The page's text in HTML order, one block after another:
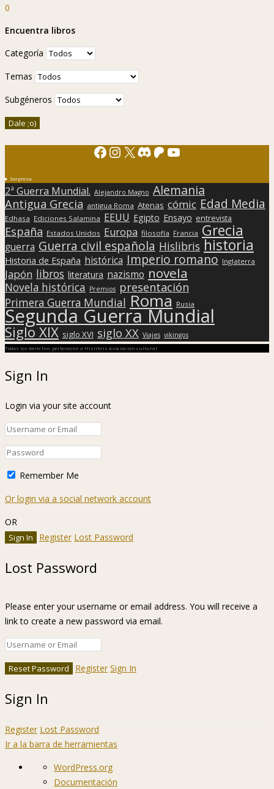
0
Encuentra libros
Categoría
Temas
Subgéneros
Facebook
Instagram
X Discord
Patreon
YouTube
Sorpresa
2ª Guerra Mundial. Alejandro Magno Alemania
Antigua Grecia antigua Roma Atenas cómic Edad Media
Edhasa Ediciones Salamina EEUU Egipto Ensayo entrevista
España Estados Unidos Europa filosofía Francia Grecia
guerra Guerra civil española Hislibris historia
Historia de España histórica Imperio romano Inglaterra
Japón libros literatura nazismo novela
Novela histórica Premios presentación
Primera Guerra Mundial Roma Rusia
Segunda Guerra Mundial
Siglo XIX siglo XVI siglo XX Viajes vikingos
Todos los derechos pertenecen a Hislibris Asociación cultural
Sign In
Login via your site account
Remember Me
Or login via a social network account
OR
Register Lost Password
Lost Password
Please enter your username or email address. You will receive a
link to create a new password via email.
Register Sign In
Sign In
Register Lost Password
Ir a la barra de herramientas
AcercaWordPress.org
Documentación